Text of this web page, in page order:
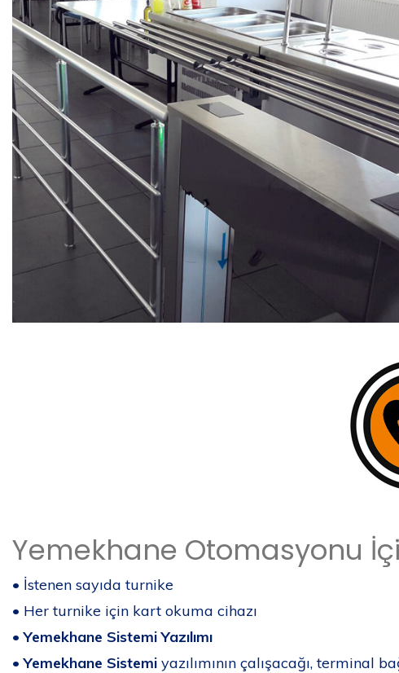
Yemekhane Otomasyonu
• İstenen sayıda turnike
• Her turnike için kart okuma cihazı
•Yemekhane Sistemi Yazılımı
•Yemekhane Sistemi yazılımının çalışacağı, terminal